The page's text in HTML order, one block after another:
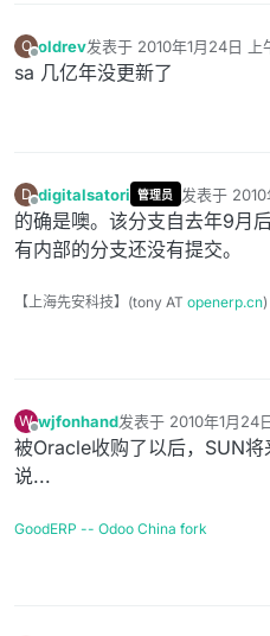
O
离线
oldrev发表于 2010年1月24日 上
最后由 编辑
sa 几亿年没更新了
D
离线
digitalsatori 管理员 发表于
最后由 编辑
的确是噢。该分支自去年9月
有内部的分支还没有提交。
【上海先安科技】(tony AT openerp.cn)
W
离线
wjfonhand发表于 2010年1月24
最后由 编辑
被Oracle收购了以后，SUN
说...
GoodERP -- Odoo China fork